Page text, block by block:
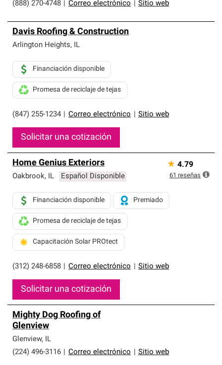
(888) 270-4748 Correo electrónico Sitio web
Davis Roofing & Construction
Arlington Heights, IL
(847) 255-1234 Correo electrónico Sitio web
Financiación disponible
Promesa de reciclaje de tejas
Solicitar una cotización
Home Genius Exteriors
Oakbrook, IL Español Disponible
(312) 248-6858 Correo electrónico Sitio web
Financiación disponible Premiado
Promesa de reciclaje de tejas
Capacitación Solar PROtect
Solicitar una cotización
★ 4.79
61 reseñas
Mighty Dog Roofing of
Glenview
Glenview, IL
(224) 496-3116
Correo electrónico Sitio web